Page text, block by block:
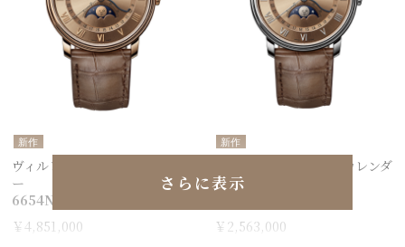
新作
ヴィルレ コンプリートカレンダ
ー
6654N 3646 55B
￥4,851,000
新作
ヴィルレ コンプリートカレンダ
ー
￥2,563,000
さらに表示